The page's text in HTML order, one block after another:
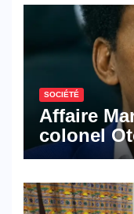
SOCIÉTÉ
Affaire
colonel
croisé